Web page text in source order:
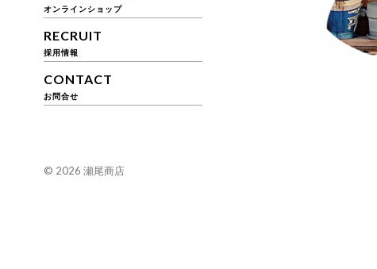
オンラインショップ
RECRUIT
採用情報
CONTACT
お問合せ
© 2026 瀬尾商店